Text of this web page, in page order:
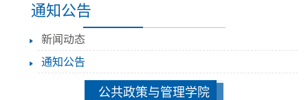
通知公告
新闻动态
通知公告
公共政策与管理学院